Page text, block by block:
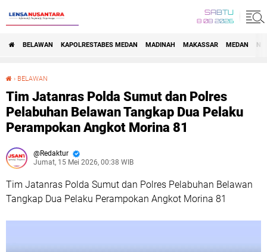
SABTU
8 08 2026
BELAWAN KAPOLRESTABES MEDAN MADINAH MAKASSAR MEDAN
› BELAWAN
Tim Jatanras Polda Sumut dan Polres
Pelabuhan Belawan Tangkap Dua Pelaku
Perampokan Angkot Morina 81
Redaktur
Jumat, 15 Mei 2026, 00:38 WIB
Tim Jatanras Polda Sumut dan Polres Pelabuhan Belawan
Tangkap Dua Pelaku Perampokan Angkot Morina 81